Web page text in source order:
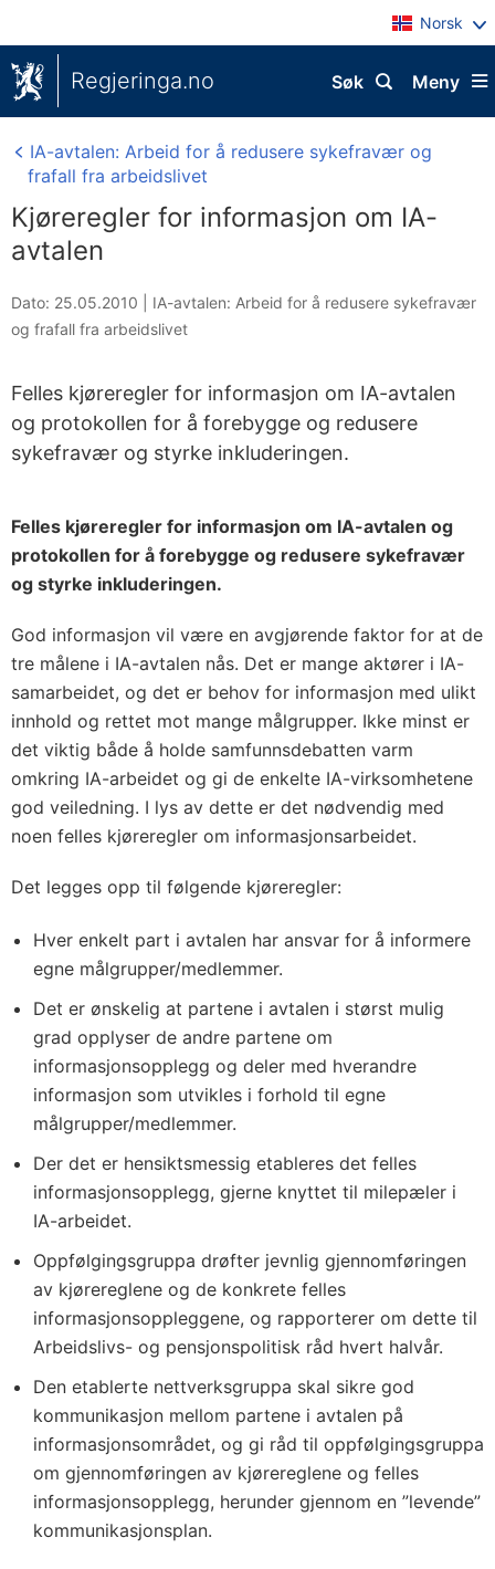
Norsk
Regjeringa.no Meny
Søk
IA-avtalen: Arbeid for å redusere sykefravær og
frafall fra arbeidslivet
Kjøreregler for informasjon om IA-
avtalen
Dato: 25.05.2010
IA-avtalen: Arbeid for å redusere sykefravær
og frafall fra arbeidslivet
Felles kjøreregler for informasjon om IA-avtalen
og protokollen for å forebygge og redusere
sykefravær og styrke inkluderingen.
Felles kjøreregler for informasjon om IA-avtalen og
protokollen for å forebygge og redusere sykefravær
og styrke inkluderingen.
God informasjon vil være en avgjørende faktor for at de
tre målene i IA-avtalen nås. Det er mange aktører i IA-
samarbeidet, og det er behov for informasjon med ulikt
innhold og rettet mot mange målgrupper. Ikke minst er
det viktig både å holde samfunnsdebatten varm
omkring IA-arbeidet og gi de enkelte IA-virksomhetene
god veiledning. I lys av dette er det nødvendig med
noen felles kjøreregler om informasjonsarbeidet.
Det legges opp til følgende kjøreregler:
Hver enkelt part i avtalen har ansvar for å informere
egne målgrupper/medlemmer.
Det er ønskelig at partene i avtalen i størst mulig
grad opplyser de andre partene om
informasjonsopplegg og deler med hverandre
informasjon som utvikles i forhold til egne
målgrupper/medlemmer.
Der det er hensiktsmessig etableres det felles
informasjonsopplegg, gjerne knyttet til milepæler i
IA-arbeidet.
Oppfølgingsgruppa drøfter jevnlig gjennomføringen
av kjørereglene og de konkrete felles
informasjonsoppleggene, og rapporterer om dette til
Arbeidslivs- og pensjonspolitisk råd hvert halvår.
Den etablerte nettverksgruppa skal sikre god
kommunikasjon mellom partene i avtalen på
informasjonsområdet, og gi råd til oppfølgingsgruppa
om gjennomføringen av kjørereglene og felles
informasjonsopplegg, herunder gjennom en ”levende”
kommunikasjonsplan.